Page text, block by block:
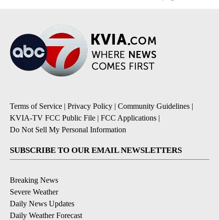
Terms of Service | Privacy Policy | Community Guidelines |
KVIA-TV FCC Public File | FCC Applications |
Do Not Sell My Personal Information
SUBSCRIBE TO OUR EMAIL NEWSLETTERS
Breaking News
Severe Weather
Daily News Updates
Daily Weather Forecast